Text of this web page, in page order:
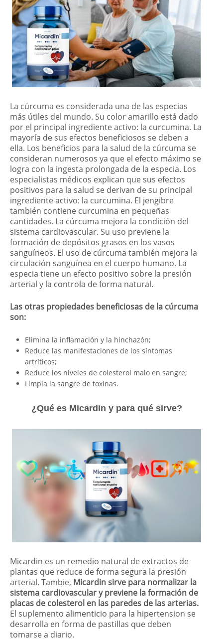
La cúrcuma es considerada una de las especias
más útiles del mundo. Su color amarillo está dado
por el principal ingrediente activo: la curcumina. La
mayoría de sus efectos beneficiosos se deben a
ella. Los beneficios para la salud de la cúrcuma se
consideran numerosos ya que el efecto máximo se
logra con la ingesta prolongada de la especia. Los
especialistas médicos explican que sus efectos
positivos para la salud se derivan de su principal
ingrediente activo: la curcumina. El jengibre
también contiene curcumina en pequeñas
cantidades. La cúrcuma mejora la condición del
sistema cardiovascular. Su uso previene la
formación de depósitos grasos en los vasos
sanguíneos. El uso de cúrcuma también mejora la
circulación sanguínea en el cuerpo humano. La
especia tiene un efecto positivo sobre la presión
arterial y la controla de forma natural.
Las otras propiedades beneficiosas de la cúrcuma
son:
Elimina la inflamación y la hinchazón;
Reduce las manifestaciones de los síntomas
artríticos;
Reduce los niveles de colesterol malo en sangre;
Limpia la sangre de toxinas.
¿Qué es Micardin y para qué sirve?
Micardin es un remedio natural de extractos de
plantas que reduce de forma segura la presión
arterial. Tambie, Micardin sirve para normalizar la
sistema cardiovascular y previene la formación de
placas de colesterol en las paredes de las arterias.
El suplemento alimenticio para la hipertension se
desarrolla en forma de pastillas que deben
tomarse a diario.